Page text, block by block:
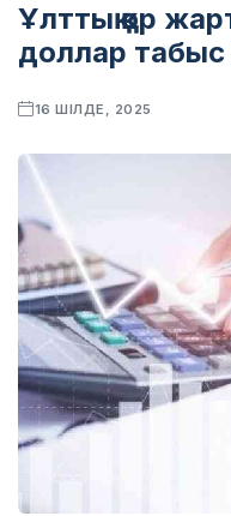
Ұлттық қор
доллар
16 ШІЛДЕ, 2025